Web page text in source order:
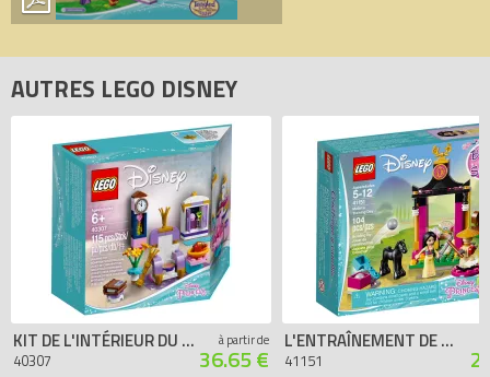
AUTRES LEGO DISNEY
KIT DE L'INTÉRIEUR DU CHÂTEAU
40307
à partir de
36.65 €
L'ENTRAÎNEMENT DE MULAN
41151